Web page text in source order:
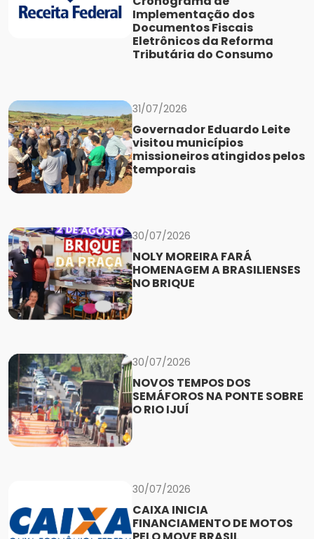
Implementação dos
Documentos Fiscais
Eletrônicos da Reforma
Tributária do Consumo
31/07/2026
Governador Eduardo Leite
visitou municípios
missioneiros atingidos pelos
temporais
30/07/2026
NOLY MOREIRA FARÁ
HOMENAGEM A BRASILIENSES
NO BRIQUE
30/07/2026
NOVOS TEMPOS DOS
SEMÁFOROS NA PONTE SOBRE
O RIO IJUÍ
30/07/2026
CAIXA INICIA
FINANCIAMENTO DE MOTOS